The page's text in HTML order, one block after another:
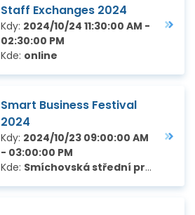
Staff Exchanges 2024
Kdy: 2024/10/24 11:30:00 AM -
02:30:00 PM
Kde: online
Smart Business Festival
2024
Kdy: 2024/10/23 09:00:00 AM
- 03:00:00 PM
Kde: Smíchovská střední průmyslová škola a gymnázium, Preslova 72/25, Praha 5 – Smíchov